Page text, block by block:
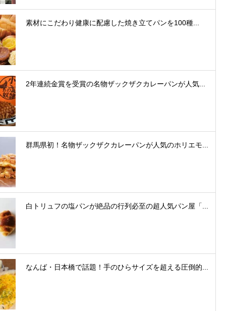
素材にこだわり健康に配慮した焼き立てパンを100種...
2年連続金賞を受賞の名物ザックザクカレーパンが人気...
群馬県初！名物ザックザクカレーパンが人気のホリエモ...
白トリュフの塩パンが絶品の行列必至の超人気パン屋「...
なんば・日本橋で話題！手のひらサイズを超える圧倒的...